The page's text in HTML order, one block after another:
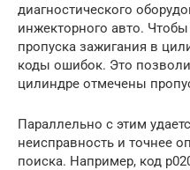
диагностического
инжекторного авто.
пропуска зажигания в
коды ошибок. Это
цилиндре отмечены
Параллельно с этим
неисправность и точнее
поиска. Например, код